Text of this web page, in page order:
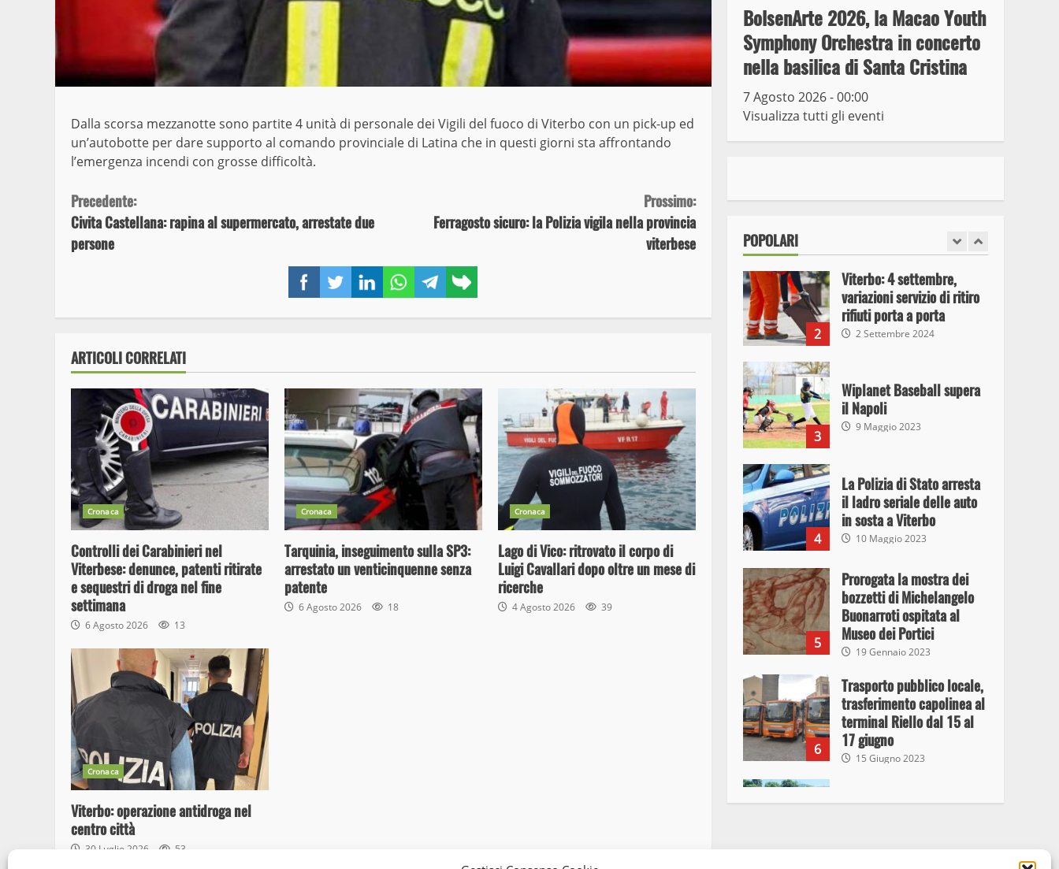
FacebookTwitterLinkedInWhatsAppTelegram
link
Dalla scorsa mezzanotte sono partite 4 unità di personale dei Vigili del fuoco di Viterbo con un pick-up ed
un’autobotte per dare supporto al comando provinciale di Latina che in questi giorni sta affrontando
l’emergenza incendi con grosse difficoltà.
Continue
Reading
Precedente:
Civita Castellana: rapina al supermercato, arrestate due
persone
Prossimo:
Ferragosto sicuro: la Polizia vigila nella provincia
viterbese
ARTICOLI CORRELATI
Cronaca
Controlli dei Carabinieri nel
Viterbese: denunce, patenti ritirate
e sequestri di droga nel fine
settimana
6 Agosto 2026 13
Cronaca
Tarquinia, inseguimento sulla SP3:
arrestato un venticinquenne senza
patente
6 Agosto 2026 18
Cronaca
Lago di Vico: ritrovato il corpo di
Luigi Cavallari dopo oltre un mese di
ricerche
4 Agosto 2026 39
Cronaca
Viterbo: operazione antidroga nel
centro città
30 Luglio 2026 53
BolsenArte 2026, la Macao Youth
Symphony Orchestra in concerto
nella basilica di Santa Cristina
7 Agosto 2026 - 00:00
Visualizza tutti gli eventi
POPOLARI
6
17 giugno
15 Giugno 2023
7
Giochi Sportivi
Studenteschi di Atletica a
Viterbo
10 Maggio 2023
fini di spaccio di sostanze
2
Viterbo: 4 settembre,
variazioni servizio di ritiro
rifiuti porta a porta
2 Settembre 2024
3
Wiplanet Baseball supera
il Napoli
9 Maggio 2023
4
La Polizia di Stato arresta
il ladro seriale delle auto
in sosta a Viterbo
10 Maggio 2023
5
Prorogata la mostra dei
bozzetti di Michelangelo
Buonarroti ospitata al
Museo dei Portici
19 Gennaio 2023
6
Trasporto pubblico locale,
trasferimento capolinea al
terminal Riello dal 15 al
17 giugno
15 Giugno 2023
7
Giochi Sportivi
10 Maggio 2023